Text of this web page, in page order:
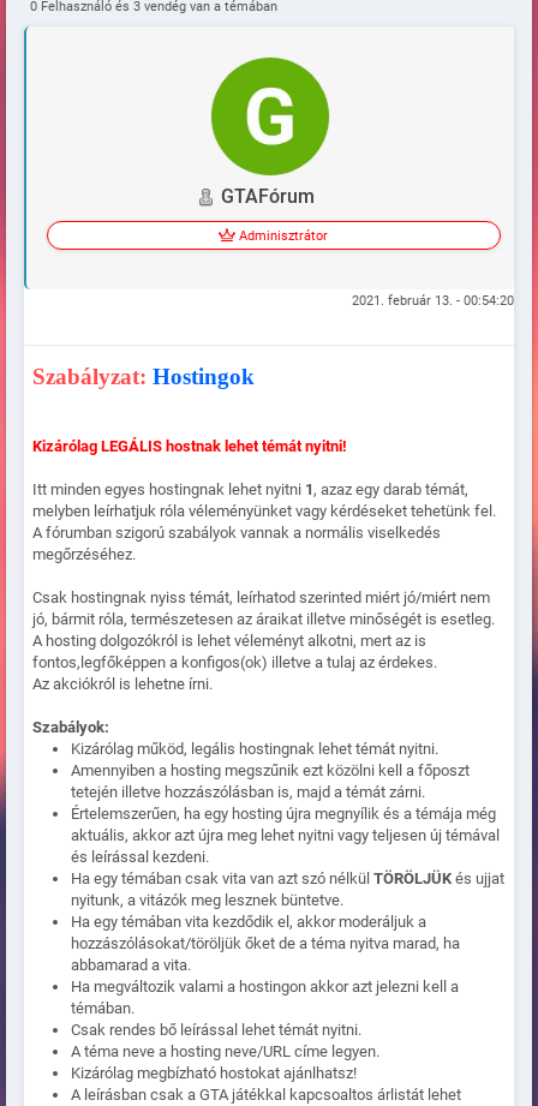
alkalommal)
0 Felhasználó és 3 vendég van a témában
GTAFórum
Adminisztrátor
2021. február 13. - 00:54:20
Szabályzat: Hostingok
Kizárólag LEGÁLIS hostnak lehet témát nyitni!
Itt minden egyes hostingnak lehet nyitni 1, azaz egy darab témát,
melyben leírhatjuk róla véleményünket vagy kérdéseket tehetünk fel.
A fórumban szigorú szabályok vannak a normális viselkedés
megőrzéséhez.
Csak hostingnak nyiss témát, leírhatod szerinted miért jó/miért nem
jó, bármit róla, természetesen az áraikat illetve minőségét is esetleg.
A hosting dolgozókról is lehet véleményt alkotni, mert az is
fontos,legfőképpen a konfigos(ok) illetve a tulaj az érdekes.
Az akciókról is lehetne írni.
Szabályok:
Kizárólag működ, legális hostingnak lehet témát nyitni.
Amennyiben a hosting megszűnik ezt közölni kell a főposzt
tetején illetve hozzászólásban is, majd a témát zárni.
Értelemszerűen, ha egy hosting újra megnyílik és a témája még
aktuális, akkor azt újra meg lehet nyitni vagy teljesen új témával
és leírással kezdeni.
Ha egy témában csak vita van azt szó nélkül TÖRÖLJÜK és ujjat
nyitunk, a vitázók meg lesznek büntetve.
Ha egy témában vita kezdődik el, akkor moderáljuk a
hozzászólásokat/töröljük őket de a téma nyitva marad, ha
abbamarad a vita.
Ha megváltozik valami a hostingon akkor azt jelezni kell a
témában.
Csak rendes bő leírással lehet témát nyitni.
A téma neve a hosting neve/URL címe legyen.
Kizárólag megbízható hostokat ajánlhatsz!
A leírásban csak a GTA játékkal kapcsoaltos árlistát lehet